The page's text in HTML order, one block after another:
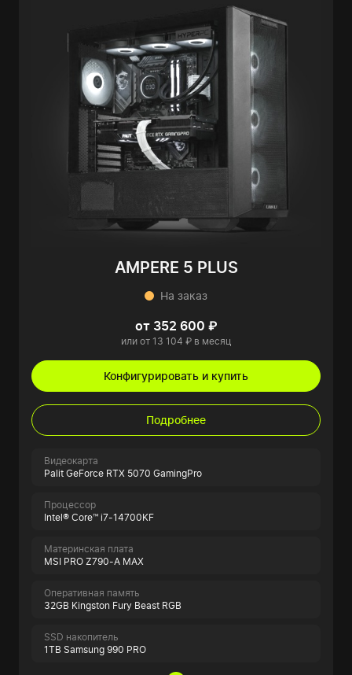
AMPERE 5 PLUS
На заказ
от 352 600 ₽
или от 13 104 ₽ в месяц
Конфигурировать и купить
Подробнее
Видеокарта
Palit GeForce RTX 5070 GamingPro
Процессор
Intel® Core™ i7-14700KF
Материнская плата
MSI PRO Z790-A MAX
Оперативная память
32GB Kingston Fury Beast RGB
SSD накопитель
1TB Samsung 990 PRO